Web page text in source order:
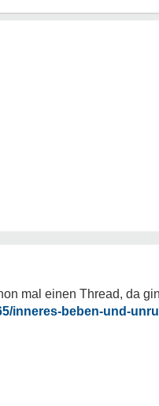
mal einen Thread, da
inneres-beben-und-